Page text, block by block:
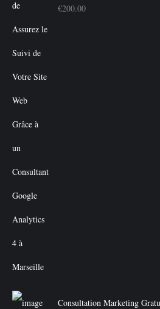
€200.00
Consultation Marketing